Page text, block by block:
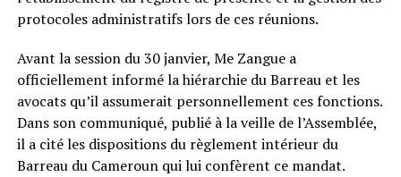
protocoles administratifs lors de ces réunions.
Avant la session du 30 janvier, Me Zangue a
officiellement informé la hiérarchie du Barreau et les
avocats qu’il assumerait personnellement ces fonctions.
Dans son communiqué, publié à la veille de l’Assemblée,
il a cité les dispositions du règlement intérieur du
Barreau du Cameroun qui lui confèrent ce mandat.